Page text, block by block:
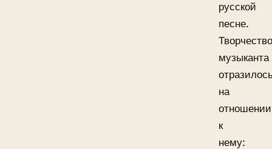
русской
песне.
Творчество
музыканта
на
отношении
к
нему: